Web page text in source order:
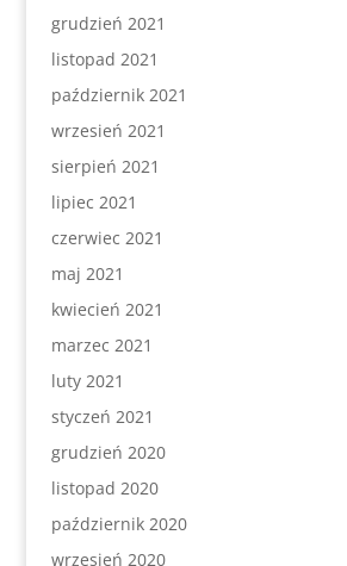
grudzień 2021
listopad 2021
październik 2021
wrzesień 2021
sierpień 2021
lipiec 2021
czerwiec 2021
maj 2021
kwiecień 2021
marzec 2021
luty 2021
styczeń 2021
grudzień 2020
listopad 2020
październik 2020
wrzesień 2020